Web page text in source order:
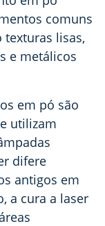
comuns
lisas,
e metálicos
em pó são
utilizam
difere
antigos em
a cura a laser